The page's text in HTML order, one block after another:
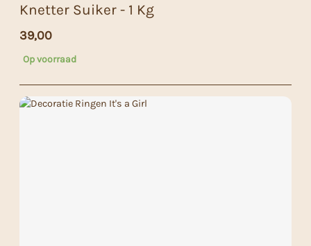
Knetter Suiker - 1 Kg
39,00
Op voorraad